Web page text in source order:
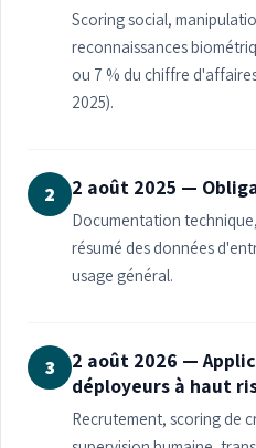
Scoring social,
reconnaissances
ou 7 % du chiffre
2025).
2 2 août 2025 —
Documentation
résumé des données
usage général.
3
2 août 2026 —
déployeurs à haut
Recrutement, scoring de